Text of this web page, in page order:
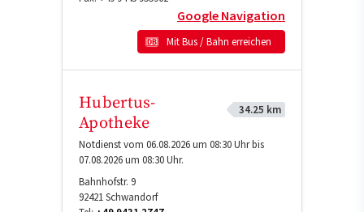
Google Navigation
Mit Bus / Bahn erreichen
Hubertus-
Apotheke
34.25 km
Notdienst vom 06.08.2026 um 08:30 Uhr bis
07.08.2026 um 08:30 Uhr.
Bahnhofstr. 9
92421Schwandorf